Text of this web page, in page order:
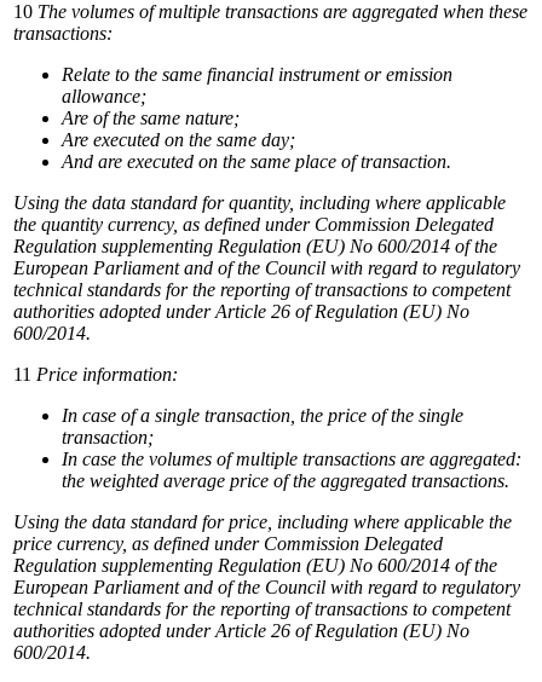
10 The volumes of multiple transactions are aggregated when these
transactions:
Relate to the same financial instrument or emission
allowance;
Are of the same nature;
Are executed on the same day;
And are executed on the same place of transaction.
Using the data standard for quantity, including where applicable
the quantity currency, as defined under Commission Delegated
Regulation supplementing Regulation (EU) No 600/2014 of the
European Parliament and of the Council with regard to regulatory
technical standards for the reporting of transactions to competent
authorities adopted under Article 26 of Regulation (EU) No
600/2014.
11 Price information:
In case of a single transaction, the price of the single
transaction;
In case the volumes of multiple transactions are aggregated:
the weighted average price of the aggregated transactions.
Using the data standard for price, including where applicable the
price currency, as defined under Commission Delegated
Regulation supplementing Regulation (EU) No 600/2014 of the
European Parliament and of the Council with regard to regulatory
technical standards for the reporting of transactions to competent
authorities adopted under Article 26 of Regulation (EU) No
600/2014.